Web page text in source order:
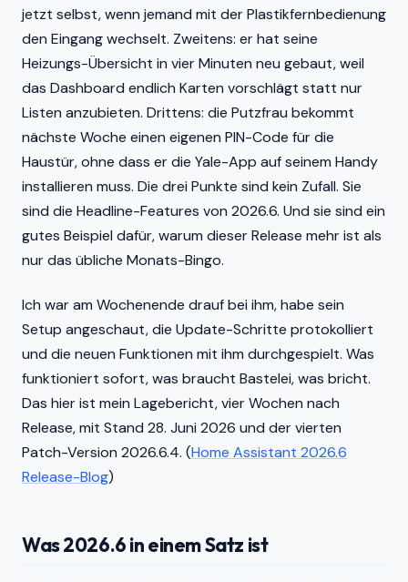
jetzt selbst, wenn jemand mit der Plastikfernbedienung
den Eingang wechselt. Zweitens: er hat seine
Heizungs-Übersicht in vier Minuten neu gebaut, weil
das Dashboard endlich Karten vorschlägt statt nur
Listen anzubieten. Drittens: die Putzfrau bekommt
nächste Woche einen eigenen PIN-Code für die
Haustür, ohne dass er die Yale-App auf seinem Handy
installieren muss. Die drei Punkte sind kein Zufall. Sie
sind die Headline-Features von 2026.6. Und sie sind ein
gutes Beispiel dafür, warum dieser Release mehr ist als
nur das übliche Monats-Bingo.
Ich war am Wochenende drauf bei ihm, habe sein
Setup angeschaut, die Update-Schritte protokolliert
und die neuen Funktionen mit ihm durchgespielt. Was
funktioniert sofort, was braucht Bastelei, was bricht.
Das hier ist mein Lagebericht, vier Wochen nach
Release, mit Stand 28. Juni 2026 und der vierten
Patch-Version 2026.6.4. (Home Assistant 2026.6
Release-Blog)
Was 2026.6 in einem Satz ist